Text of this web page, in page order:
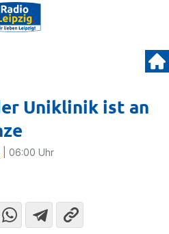
Uniklinik ist an
| 06:00 Uhr